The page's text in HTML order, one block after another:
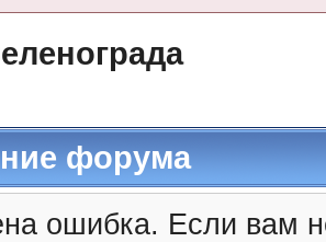
форума
ошибка. Если вам